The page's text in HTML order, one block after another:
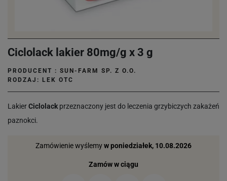
Ciclolack lakier 80mg/g x 3 g
PRODUCENT : SUN-FARM SP. Z O.O.
RODZAJ: LEK OTC
LakierCiclolack przeznaczony jest do leczenia grzybiczych zakażeń
paznokci.
Zamówienie wyślemyw poniedziałek, 10.08.2026
Zamów w ciągu